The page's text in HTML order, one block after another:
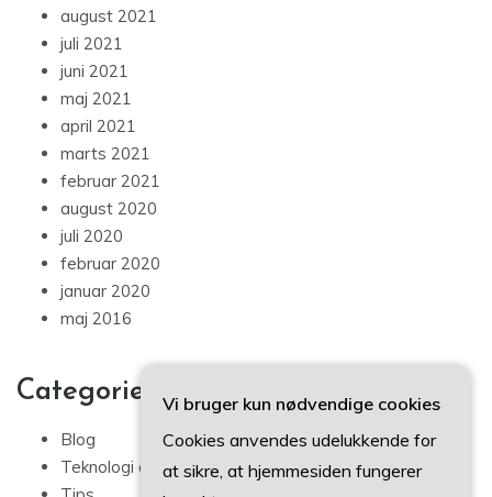
august 2021
juli 2021
juni 2021
maj 2021
april 2021
marts 2021
februar 2021
august 2020
juli 2020
februar 2020
januar 2020
maj 2016
Categories
Blog
Teknologi og IT
Vi bruger kun nødvendige cookies
Cookies anvendes udelukkende for
at sikre, at hjemmesiden fungerer